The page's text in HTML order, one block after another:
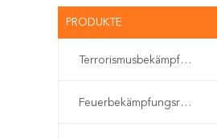
PRODUKTE
Terrorismusbekämpfungs-Ausrüstung
Feuerbekämpfungsroboter